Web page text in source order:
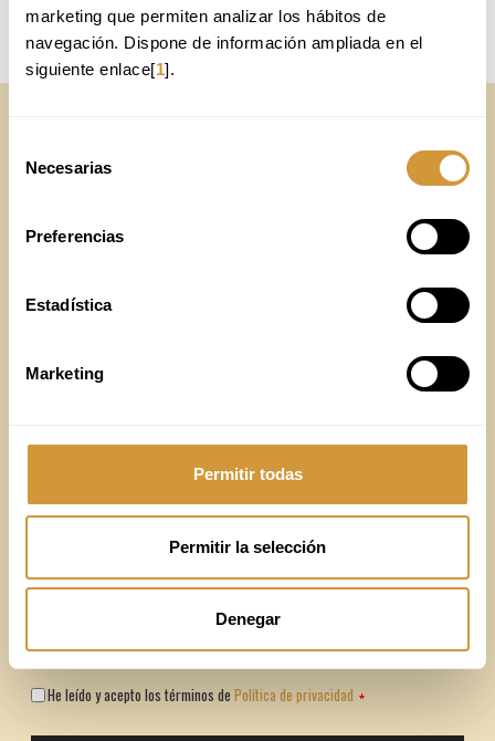
marketing que permiten analizar los hábitos de
navegación. Dispone de información ampliada en el
siguiente enlace[1].
Necesarias
Preferencias
Estadística
Marketing
Permitir todas
Permitir la selección
Denegar
Inscripción
He leído y acepto los términos de Política de privacidad